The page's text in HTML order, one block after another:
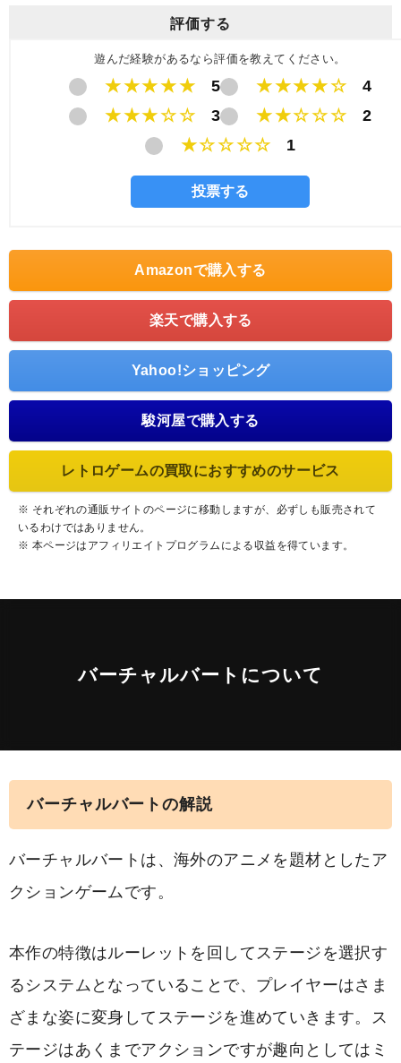
評価する
遊んだ経験があるなら評価を教えてください。
★★★★★ 5 ★★★★☆
4
★★★☆☆
3 ★★☆☆☆
2
★☆☆☆☆
1
Amazonで購入する
楽天で購入する
Yahoo!ショッピング
駿河屋で購入する
レトロゲームの買取におすすめのサービス
※ それぞれの通販サイトのページに移動しますが、必ずしも販売されて
いるわけではありません。
※ 本ページはアフィリエイトプログラムによる収益を得ています。
バーチャルバートについて
バーチャルバートの解説
バーチャルバートは、海外のアニメを題材としたア
クションゲームです。
本作の特徴はルーレットを回してステージを選択す
るシステムとなっていることで、プレイヤーはさま
ざまな姿に変身してステージを進めていきます。ス
テージはあくまでアクションですが趣向としてはミ